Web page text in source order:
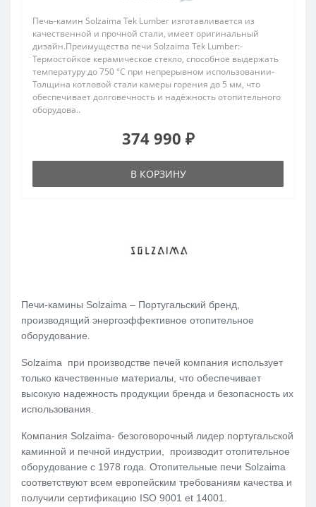
Печь-камин Solzaima Tek Lumber изготавливается из
качественной и прочной стали, имеет оригинальный
дизайн.Преимущества печи Solzaima Tek Lumber:-
Термостойкое керамическое стекло, способное выдержать
температуру до 750 °C при непрерывном использовании-
Толщина котловой стали камеры горения до 5 мм, что
обеспечивает долговечность и надёжность отопительного
оборудова..
374 990 ₽
В КОРЗИНУ
Печи-камины Solzaima – Португальский бренд,
производящий энергоэффективное отопительное
оборудование.
Solzaima при производстве печей компания использует
только качественные материалы, что обеспечивает
высокую надежность продукции бренда и безопасность их
использования.
Компания Solzaima- безоговорочный лидер португальской
каминной и печной индустрии, производит отопительное
оборудование с 1978 года. Отопительные печи Solzaima
соответствуют всем европейским требованиям качества и
получили сертификацию ISO 9001 et 14001.